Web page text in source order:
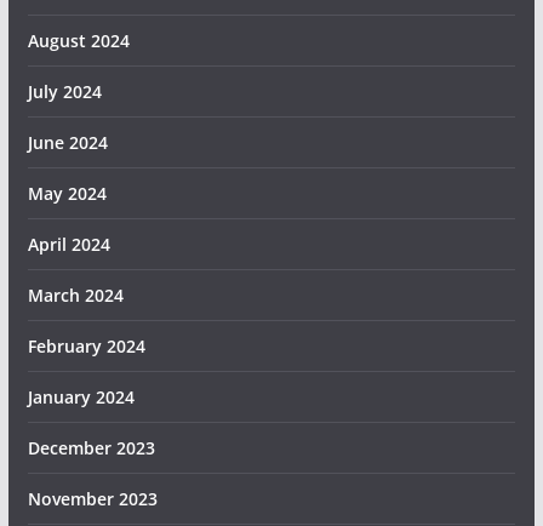
August 2024
July 2024
June 2024
May 2024
April 2024
March 2024
February 2024
January 2024
December 2023
November 2023